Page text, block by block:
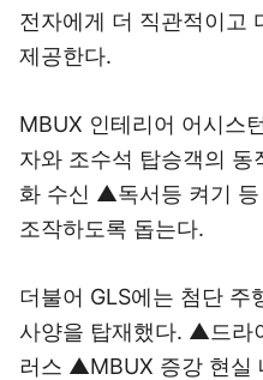
전자에게 더 직관적이고
제공한다.
MBUX 인테리어 어시스
자와 조수석 탑승객의
화 수신 ▲독서등 켜기
조작하도록 돕는다.
더불어 GLS에는 첨단 주
사양을 탑재했다. ▲드라
러스 ▲MBUX 증강 현실